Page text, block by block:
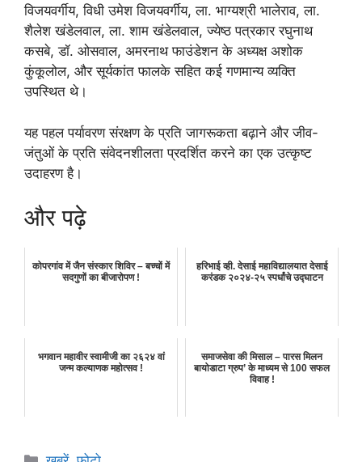
विजयवर्गीय, विधी उमेश विजयवर्गीय, ला. भाग्यश्री भालेराव, ला.
शैलेश खंडेलवाल, ला. शाम खंडेलवाल, ज्येष्ठ पत्रकार रघुनाथ
कसबे, डॉ. ओसवाल, अमरनाथ फाउंडेशन के अध्यक्ष अशोक
कुंकूलोल, और सूर्यकांत फालके सहित कई गणमान्य व्यक्ति
उपस्थित थे।
यह पहल पर्यावरण संरक्षण के प्रति जागरूकता बढ़ाने और जीव-
जंतुओं के प्रति संवेदनशीलता प्रदर्शित करने का एक उत्कृष्ट
उदाहरण है।
और पढ़े
कोपरगांव में जैन संस्कार शिविर – बच्चों में
सदगुणों का बीजारोपण !
हरिभाई व्ही. देसाई महाविद्यालयात देसाई
करंडक २०२४-२५ स्पर्धांचे उद्घाटन
भगवान महावीर स्वामीजी का २६२४ वां
जन्म कल्याणक महोत्सव !
समाजसेवा की मिसाल – पारस मिलन
बायोडाटा ग्रुप’ के माध्यम से 100 सफल
विवाह !
Categories